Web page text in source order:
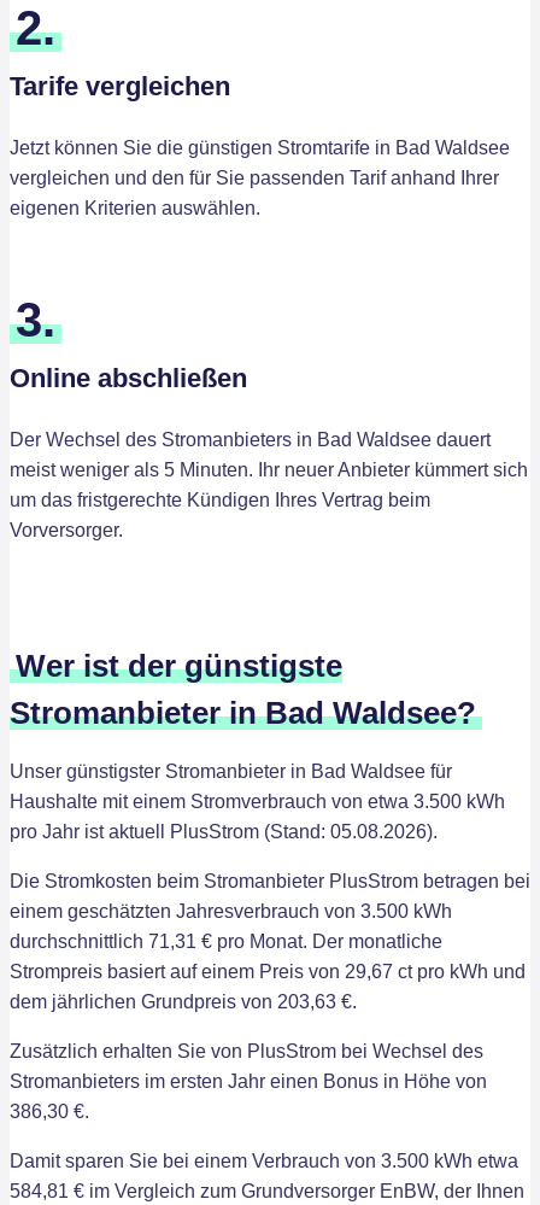
2.
Tarife vergleichen
Jetzt können Sie die günstigen Stromtarife in Bad Waldsee
vergleichen und den für Sie passenden Tarif anhand Ihrer
eigenen Kriterien auswählen.
3.
Online abschließen
Der Wechsel des Stromanbieters in Bad Waldsee dauert
meist weniger als 5 Minuten. Ihr neuer Anbieter kümmert sich
um das fristgerechte Kündigen Ihres Vertrag beim
Vorversorger.
Wer ist der günstigste
Stromanbieter in Bad Waldsee?
Unser günstigster Stromanbieter in Bad Waldsee für
Haushalte mit einem Stromverbrauch von etwa 3.500 kWh
pro Jahr ist aktuell PlusStrom (Stand: 05.08.2026).
Die Stromkosten beim Stromanbieter PlusStrom betragen bei
einem geschätzten Jahresverbrauch von 3.500 kWh
durchschnittlich 71,31 € pro Monat. Der monatliche
Strompreis basiert auf einem Preis von 29,67 ct pro kWh und
dem jährlichen Grundpreis von 203,63 €.
Zusätzlich erhalten Sie von PlusStrom bei Wechsel des
Stromanbieters im ersten Jahr einen Bonus in Höhe von
386,30 €.
Damit sparen Sie bei einem Verbrauch von 3.500 kWh etwa
584,81 € im Vergleich zum Grundversorger EnBW, der Ihnen